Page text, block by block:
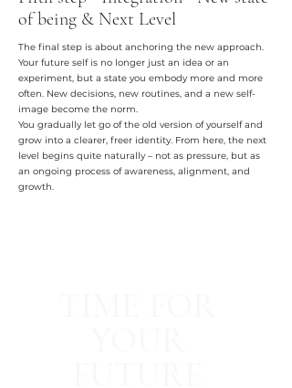
of being & Next Level
The final step is about anchoring the new approach.
Your future self is no longer just an idea or an
experiment, but a state you embody more and more
often. New decisions, new routines, and a new self-
image become the norm.
You gradually let go of the old version of yourself and
grow into a clearer, freer identity. From here, the next
level begins quite naturally – not as pressure, but as
an ongoing process of awareness, alignment, and
growth.